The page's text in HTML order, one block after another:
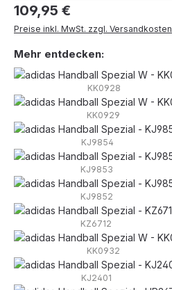
Regulärer Preis:
109,95 €
Preise inkl. MwSt. zzgl. Versandkosten
Mehr entdecken:
KK0928
KK0929
KJ9854
KJ9853
KJ9852
KZ6712
KK0932
KJ2401